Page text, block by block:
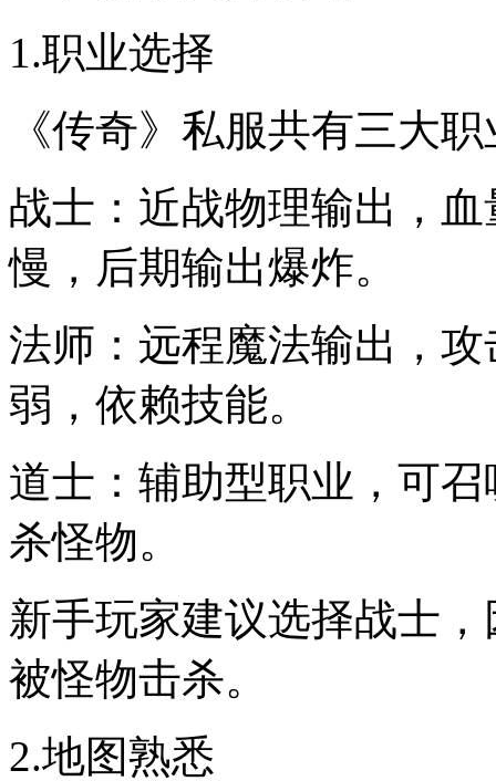
1.职业选择
《传奇》私服共有三大
战士：近战物理输出，
慢，后期输出爆炸。
法师：远程魔法输出，
弱，依赖技能。
道士：辅助型职业，可
杀怪物。
新手玩家建议选择战士
被怪物击杀。
2.地图熟悉